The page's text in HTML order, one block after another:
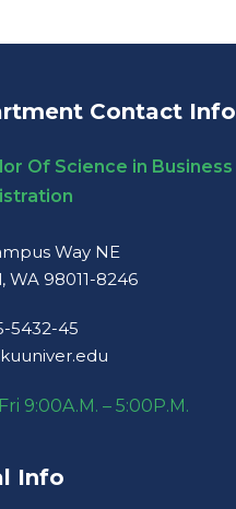
Contact Info
Of Science in Business
Way NE
WA 98011-8246
5432-45
9:00A.M. – 5:00P.M.
Info